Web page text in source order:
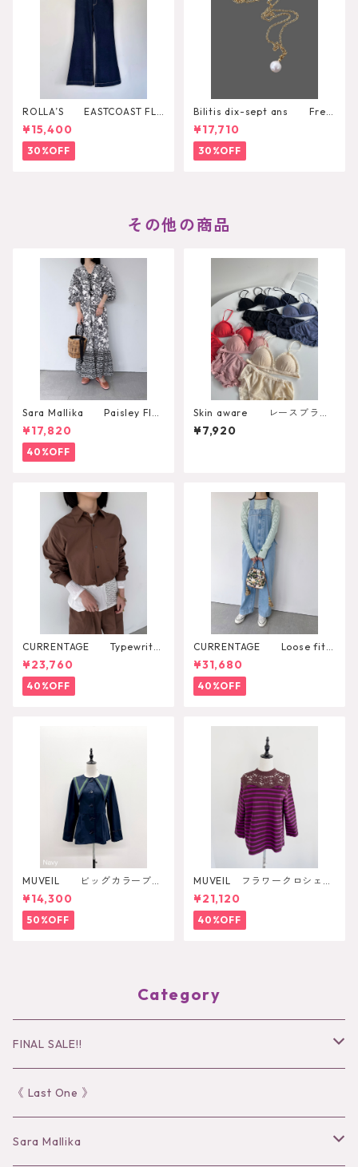
ROLLA’S EASTCOAST FLA
RE AVA
¥15,400
30%OFF
Bilitis dix-sept ans Fres
h Pearl Pendant
¥17,710
30%OFF
その他の商品
Sara Mallika Paisley Flo
wer Print Dress
¥17,820
40%OFF
Skin aware レースブラト
ップ
¥7,920
CURRENTAGE Typewriter
Shirt Blouson
¥23,760
40%OFF
CURRENTAGE Loose fitti
ng overall
¥31,680
40%OFF
MUVEIL ビッグカラーブラ
ウス
¥14,300
50%OFF
MUVEIL フラワークロシェカ
ットソー
¥21,120
40%OFF
Category
FINAL SALE!!
30％OFF
40％OFF
《 Last One 》
Sara Mallika